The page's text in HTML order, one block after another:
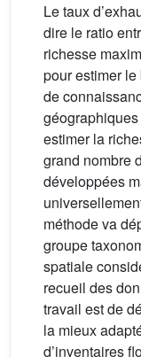
Le taux
dire le ratio
richesse
pour estimer
de
estimer la
grand nombre
développées
méthode va
groupe
spatiale
recueil des
travail est de
la mieux
d’inventaires